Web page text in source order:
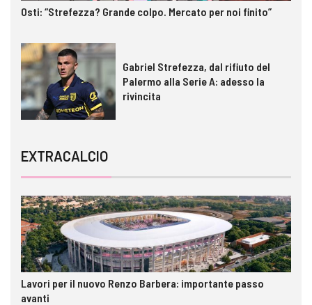
Osti: “Strefezza? Grande colpo. Mercato per noi finito”
Gabriel Strefezza, dal rifiuto del
Palermo alla Serie A: adesso la
rivincita
EXTRACALCIO
Lavori per il nuovo Renzo Barbera: importante passo
avanti